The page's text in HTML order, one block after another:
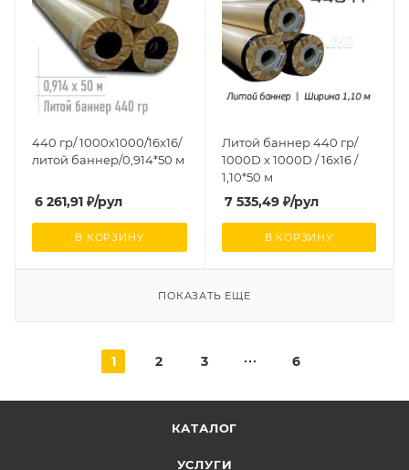
440 гр/ 1000x1000/16x16/
литой баннер/0,914*50 м
6 261,91 ₽/рул
В КОРЗИНУ
Литой баннер 440 гр/
1000D x 1000D / 16x16 /
1,10*50 м
7 535,49₽/рул
В КОРЗИНУ
ПОКАЗАТЬ ЕЩЕ
1 2 3 6
КАТАЛОГ
УСЛУГИ